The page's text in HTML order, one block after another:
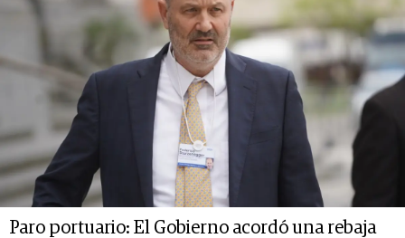
Paro portuario: El Gobierno acordó una rebaja